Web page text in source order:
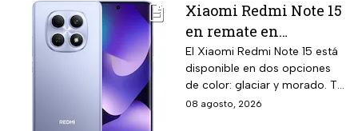
Xiaomi Redmi Note 15
en remate en
Liverpool: 256 GB de
almacenamiento,
cámara de 108 MP y
carga rápida
El Xiaomi Redmi Note 15 está
disponible en dos opciones
de color: glaciar y morado. Te
contamos todos los detalles
08 agosto, 2026